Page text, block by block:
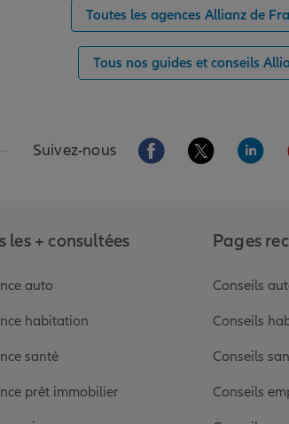
Toutes les agences Allianz de
Tous nos guides et conseils
Suivez-nous Aller sur la page
Aller sur laAller
les + consultées
auto
habitation
santé
prêt immobilier
Pages
Conseils
Conseils
Conseils
Conseils